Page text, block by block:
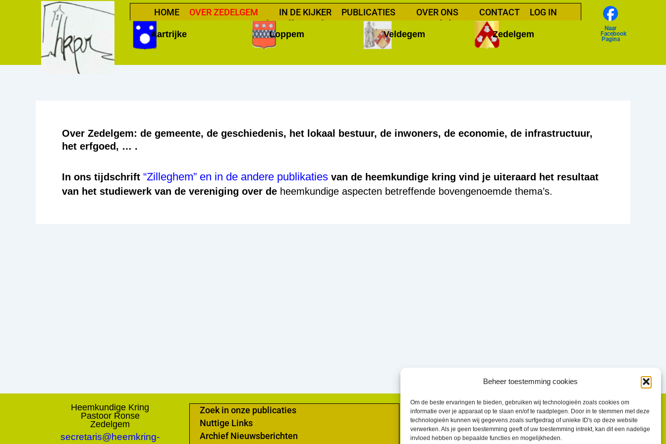
Beheer toestemming cookies
Om de beste ervaringen te bieden, gebruiken wij technologieën zoals cookies om
informatie over je apparaat op te slaan en/of te raadplegen. Door in te stemmen met deze
technologieën kunnen wij gegevens zoals surfgedrag of unieke ID's op deze website
verwerken. Als je geen toestemming geeft of uw toestemming intrekt, kan dit een nadelige
invloed hebben op bepaalde functies en mogelijkheden.
HOME OVER ZEDELGEM IN DE KIJKER PUBLICATIES OVER ONS CONTACT LOG IN
Heemkundige Kring Pastoor Ronse - Zedelgem
Aartrijke Loppem Veldegem Zedelgem
Naar
Facebook
Pagina
Over Zedelgem: de gemeente, de geschiedenis, het lokaal bestuur, de inwoners, de economie, de infrastructuur,
het erfgoed, … .
In ons tijdschrift “Zilleghem” en in de andere publikatiesvan de heemkundige kring vind je uiteraard het resultaat
van het studiewerk van de vereniging over de heemkundige aspecten betreffende bovengenoemde thema’s.
Heemkundige Kring
Pastoor Ronse
Zedelgem
secretaris@heemkring-
Zoek in onze publicaties
Nuttige Links
Archief Nieuwsberichten